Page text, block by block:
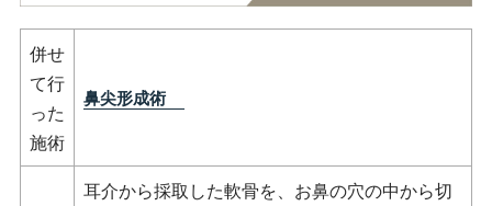
併せ
て行
った
施術
鼻尖形成術
耳介から採取した軟骨を、お鼻の穴の中から切